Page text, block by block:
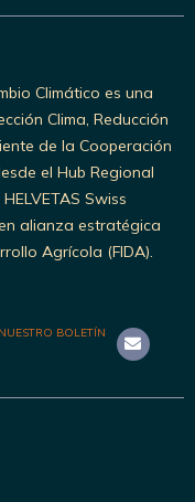
Climático es una
Clima, Reducción
de la Cooperación
el Hub Regional
Swiss
alianza estratégica
Agrícola (FIDA).
BOLETÍN